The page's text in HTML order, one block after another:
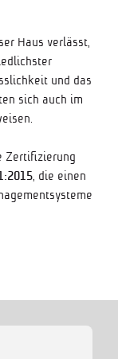
Haus verlässt,
und das
sich auch im
Zertifizierung
, die einen